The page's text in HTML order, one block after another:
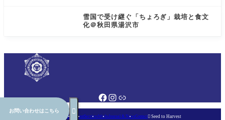
雪国で受け継ぐ「ちょろぎ」栽培と食文
化＠秋田県湯沢市
Home AboutServicesWorksJournal & NewsContact Seed to Harvest
お問い合わせはこちら 